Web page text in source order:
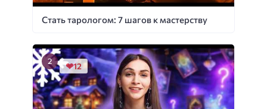
Стать тарологом: 7 шагов к мастерству
12